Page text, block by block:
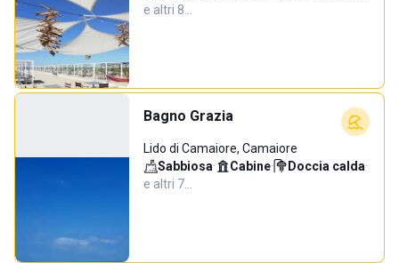
e altri 8…
Bagno Grazia
Lido di Camaiore, Camaiore
Sabbiosa· Cabine· Doccia calda·
e altri 7…